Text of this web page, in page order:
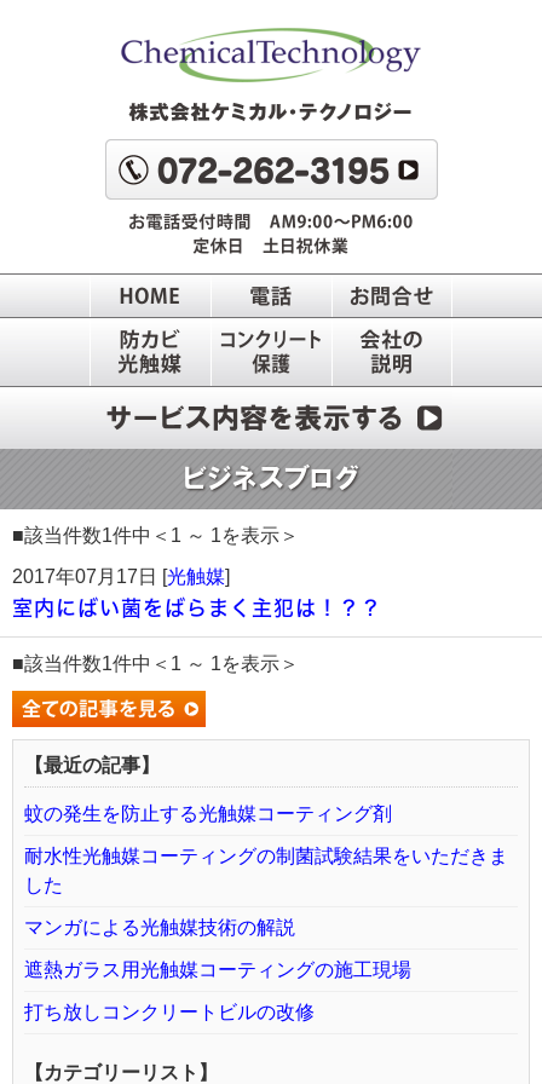
■該当件数1件中＜1 ～ 1を表示＞
2017年07月17日 [光触媒]
室内にばい菌をばらまく主犯は！？？
■該当件数1件中＜1 ～ 1を表示＞
【最近の記事】
蚊の発生を防止する光触媒コーティング剤
耐水性光触媒コーティングの制菌試験結果をいただきま
した
マンガによる光触媒技術の解説
遮熱ガラス用光触媒コーティングの施工現場
打ち放しコンクリートビルの改修
【カテゴリーリスト】